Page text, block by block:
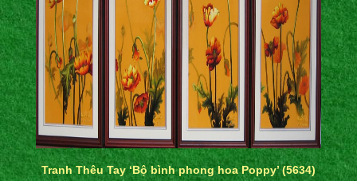
Tranh Thêu Tay ‘Bộ bình phong hoa Poppy’ (5634)